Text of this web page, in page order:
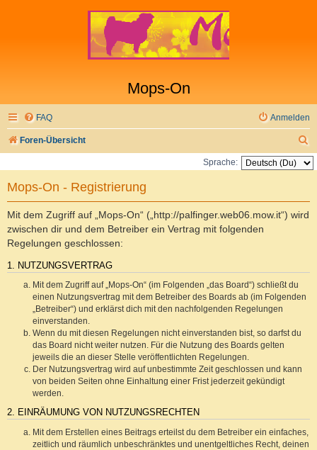
Mops-On
FAQ Anmelden
Foren-Übersicht
u
Sprache:
Mops-On - Registrierung
Mit dem Zugriff auf „Mops-On“ („http://palfinger.web06.mow.it“) wird
zwischen dir und dem Betreiber ein Vertrag mit folgenden
Regelungen geschlossen:
1. NUTZUNGSVERTRAG
Mit dem Zugriff auf „Mops-On“ (im Folgenden „das Board“) schließt du
einen Nutzungsvertrag mit dem Betreiber des Boards ab (im Folgenden
„Betreiber“) und erklärst dich mit den nachfolgenden Regelungen
einverstanden.
Wenn du mit diesen Regelungen nicht einverstanden bist, so darfst du
das Board nicht weiter nutzen. Für die Nutzung des Boards gelten
jeweils die an dieser Stelle veröffentlichten Regelungen.
Der Nutzungsvertrag wird auf unbestimmte Zeit geschlossen und kann
von beiden Seiten ohne Einhaltung einer Frist jederzeit gekündigt
werden.
2. EINRÄUMUNG VON NUTZUNGSRECHTEN
Mit dem Erstellen eines Beitrags erteilst du dem Betreiber ein einfaches,
zeitlich und räumlich unbeschränktes und unentgeltliches Recht, deinen